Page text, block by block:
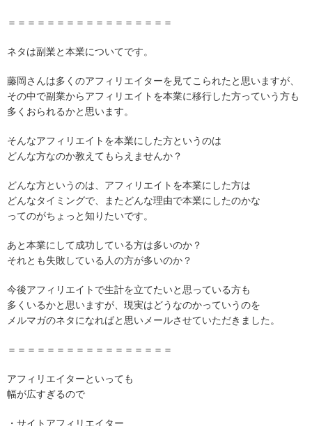
＝＝＝＝＝＝＝＝＝＝＝＝＝＝＝＝＝
ネタは副業と本業についてです。
藤岡さんは多くのアフィリエイターを見てこられたと思いますが、
その中で副業からアフィリエイトを本業に移行した方っていう方も
多くおられるかと思います。
そんなアフィリエイトを本業にした方というのは
どんな方なのか教えてもらえませんか？
どんな方というのは、アフィリエイトを本業にした方は
どんなタイミングで、またどんな理由で本業にしたのかな
ってのがちょっと知りたいです。
あと本業にして成功している方は多いのか？
それとも失敗している人の方が多いのか？
今後アフィリエイトで生計を立てたいと思っている方も
多くいるかと思いますが、現実はどうなのかっていうのを
メルマガのネタになればと思いメールさせていただきました。
＝＝＝＝＝＝＝＝＝＝＝＝＝＝＝＝＝
アフィリエイターといっても
幅が広すぎるので
・サイトアフィリエイター